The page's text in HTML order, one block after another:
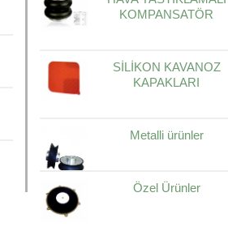
KOMPANSATÖR
SİLİKON KAVANOZ
KAPAKLARI
Metalli ürünler
Özel Ürünler